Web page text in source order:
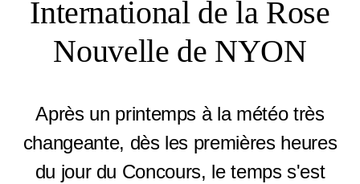
International de la Rose
Nouvelle de NYON
Après un printemps à la météo très
changeante, dès les premières heures
du jour du Concours, le temps s'est